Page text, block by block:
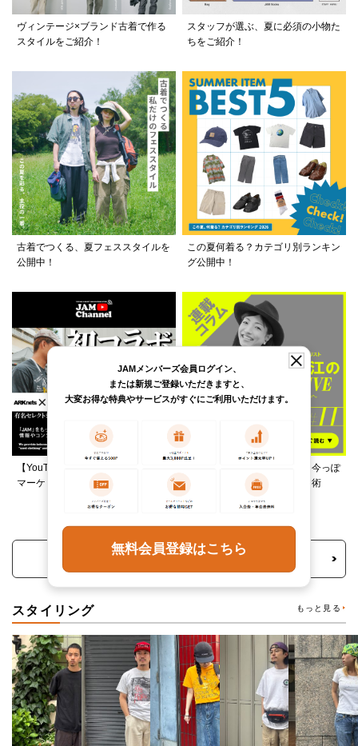
ヴィンテージ×ブランド古着で作る
スタイルをご紹介！
スタッフが選ぶ、夏に必須の小物た
ちをご紹介！
古着でつくる、夏フェススタイルを
公開中！
この夏何着る？カテゴリ別ランキン
グ公開中！
【YouTube】ARKnetsコラボ！028
マーケットで本気ショッピング
柄ワンピースは夏の切り札、今っぽ
く着るレイヤード＆ミックス術
トピックス・特集をもっと見る
スタイリング もっと見る
JAMメンバーズ会員ログイン、
または新規ご登録いただきますと、
大変お得な特典やサービスがすぐにご利用いただけます。
無料会員登録はこちら